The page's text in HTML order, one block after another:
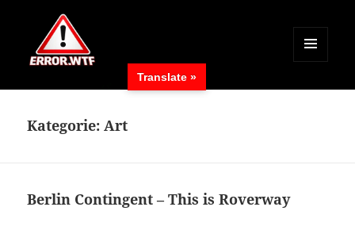
MENÜ
WIDGETS
Kategorie:Art
Berlin Contingent – This is Roverway
Translate »